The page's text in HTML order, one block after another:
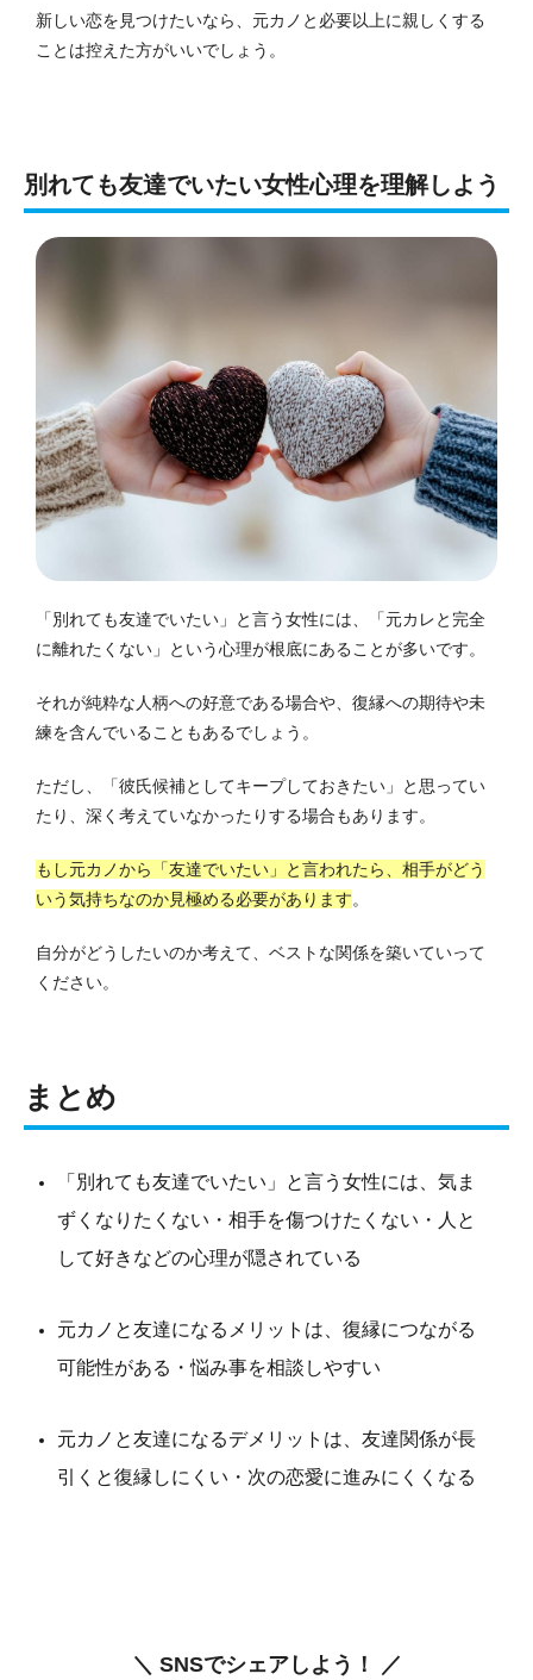
新しい恋を見つけたいなら、元カノと必要以上に親しくする
ことは控えた方がいいでしょう。
別れても友達でいたい女性心理を理解しよう
「別れても友達でいたい」と言う女性には、「元カレと完全
に離れたくない」という心理が根底にあることが多いです。
それが純粋な人柄への好意である場合や、復縁への期待や未
練を含んでいることもあるでしょう。
ただし、「彼氏候補としてキープしておきたい」と思ってい
たり、深く考えていなかったりする場合もあります。
もし元カノから「友達でいたい」と言われたら、相手がどう
いう気持ちなのか見極める必要があります。
自分がどうしたいのか考えて、ベストな関係を築いていって
ください。
まとめ
「別れても友達でいたい」と言う女性には、気ま
ずくなりたくない・相手を傷つけたくない・人と
して好きなどの心理が隠されている
元カノと友達になるメリットは、復縁につながる
可能性がある・悩み事を相談しやすい
元カノと友達になるデメリットは、友達関係が長
引くと復縁しにくい・次の恋愛に進みにくくなる
＼ SNSでシェアしよう！ ／